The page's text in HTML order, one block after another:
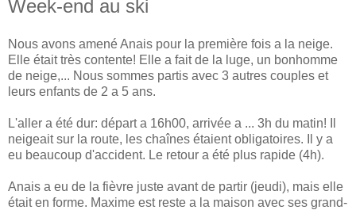
Week-end au ski
Nous avons amené Anais pour la première fois a la neige.
Elle était très contente! Elle a fait de la luge, un bonhomme
de neige,... Nous sommes partis avec 3 autres couples et
leurs enfants de 2 a 5 ans.
L'aller a été dur: départ a 16h00, arrivée a ... 3h du matin! Il
neigeait sur la route, les chaînes étaient obligatoires. Il y a
eu beaucoup d'accident. Le retour a été plus rapide (4h).
Anais a eu de la fièvre juste avant de partir (jeudi), mais elle
était en forme. Maxime est reste a la maison avec ses grand-